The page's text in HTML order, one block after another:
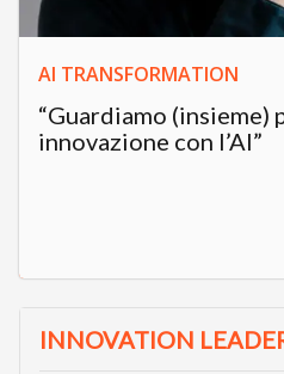
AI TRANSFORMATION
“Guardiamo (insieme)
innovazione con l’AI”
INNOVATION